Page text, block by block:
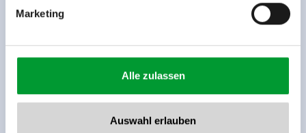
Marketing
Alle zulassen
Auswahl erlauben
Sign up for the newsletter now!
register